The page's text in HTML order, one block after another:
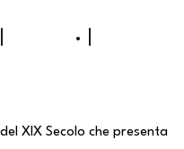
XIX Secolo che presenta